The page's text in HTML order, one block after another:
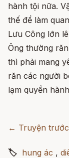
hành tội nữa.
thế để làm
Lưu Công lớn
Ông thường
thì phải mang
răn các người
lạm quyền
← Truyện trước
🏷 hung ác ,